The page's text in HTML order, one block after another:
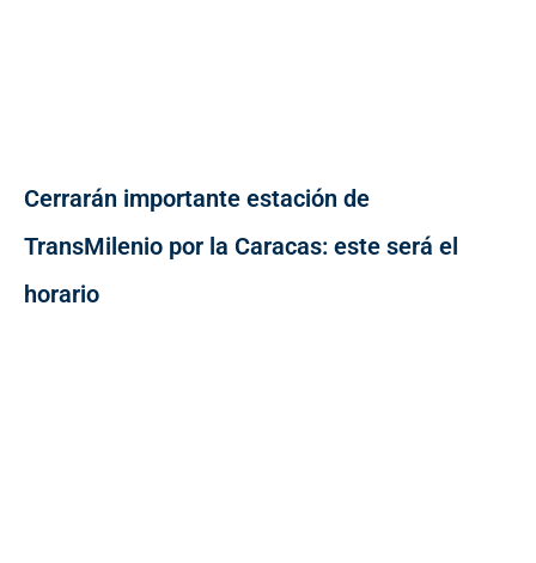
Cerrarán importante estación de
TransMilenio por la Caracas: este será el
horario